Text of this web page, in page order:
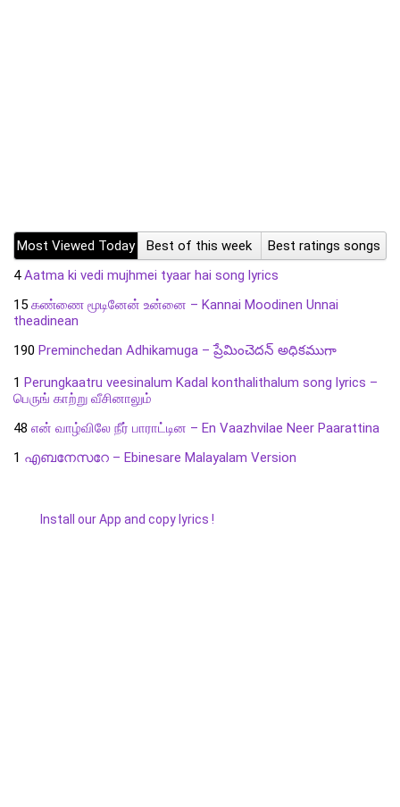
Most Viewed Today Best of this week
Best ratings songs
4 Aatma ki vedi mujhmei tyaar hai song lyrics
15 கண்ணை மூடினேன் உன்னை – Kannai Moodinen Unnai
theadinean
190 Preminchedan Adhikamuga – ప్రేమించెదన్ అధికముగా
1 Perungkaatru veesinalum Kadal konthalithalum song lyrics –
பெருங் காற்று வீசினாலும்
48 என் வாழ்விலே நீர் பாராட்டின – En Vaazhvilae Neer Paarattina
1 എബനേസറേ – Ebinesare Malayalam Version
Install our App and copy lyrics !